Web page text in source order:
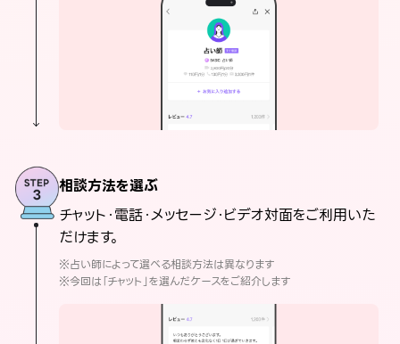
相談方法を選ぶ
チャット・電話・メッセージ・ビデオ対面をご利用いた
だけます。
※占い師によって選べる相談方法は異なります
※今回は「チャット」を選んだケースをご紹介します